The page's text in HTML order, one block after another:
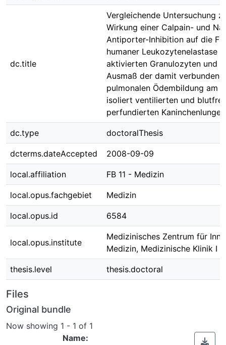
dc.title
Vergleichende Untersuchung
Wirkung einer Calpain- und
Antiporter-Inhibition auf die
humaner Leukozytenelastase
aktivierten Granulozyten und
Ausmaß der damit
pulmonalen Ödembildung am
isoliert ventilierten und blutfrei
perfundierten Kaninchenlunge
dc.type doctoralThesis
dcterms.dateAccepted 2008-09-09
local.affiliation FB 11 - Medizin
local.opus.fachgebiet Medizin
local.opus.id 6584
local.opus.institute
Medizinisches Zentrum für
Medizin, Medizinische Klinik I
thesis.level thesis.doctoral
Files
Original bundle
Now showing 1 - 1 of 1
Name: